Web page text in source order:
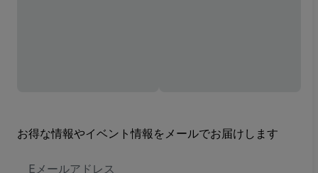
お得な情報やイベント情報をメールでお届けします
メ